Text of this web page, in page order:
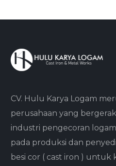
CV. Hulu Karya Logam
perusahaan yang
industri pengecoran
pada produksi dan
besi cor ( cast iron )